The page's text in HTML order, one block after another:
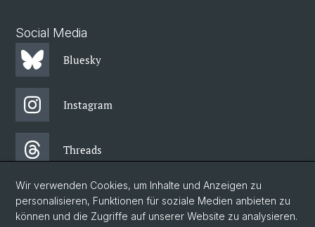
Social Media
Bluesky
Instagram
Threads
Facebook
Wir verwenden Cookies, um Inhalte und Anzeigen zu
personalisieren, Funktionen für soziale Medien anbieten zu
können und die Zugriffe auf unserer Website zu analysieren.